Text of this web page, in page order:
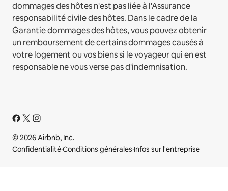
dommages des hôtes n'est pas liée à l'Assurance
responsabilité civile des hôtes. Dans le cadre de la
Garantie dommages des hôtes, vous pouvez obtenir
un remboursement de certains dommages causés à
votre logement ou vos biens si le voyageur qui en est
responsable ne vous verse pas d'indemnisation.
© 2026 Airbnb, Inc.
Confidentialité·Conditions générales·Infos sur l'entreprise